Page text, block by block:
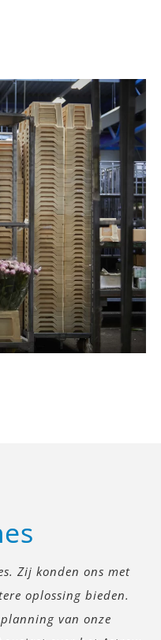
Zij konden ons met
oplossing bieden.
van onze